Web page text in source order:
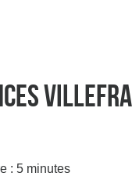
: 5 minutes